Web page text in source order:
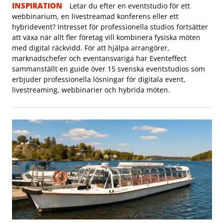
INSPIRATION
Letar du efter en eventstudio för ett
webbinarium, en livestreamad konferens eller ett
hybridevent? Intresset för professionella studios fortsätter
att växa när allt fler företag vill kombinera fysiska möten
med digital räckvidd. För att hjälpa arrangörer,
marknadschefer och eventansvariga har Eventeffect
sammanställt en guide över 15 svenska eventstudios som
erbjuder professionella lösningar för digitala event,
livestreaming, webbinarier och hybrida möten.